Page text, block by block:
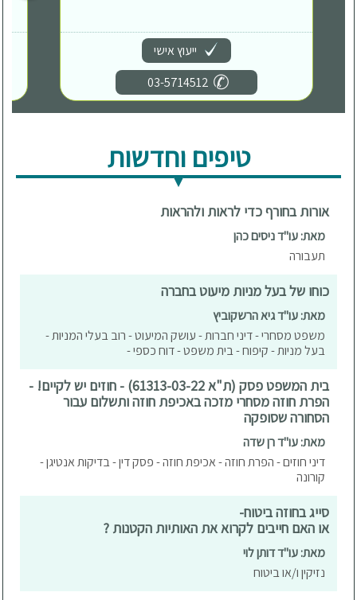
ייעוץ אישי
03-5714512
טיפים וחדשות
אורות בחורף כדי לראות ולהראות
מאת: עו"ד ניסים כהן
תעבורה
כוחו של בעל מניות מיעוט בחברה
מאת: עו"ד גיא הרשקוביץ
משפט מסחרי - דיני חברות - עושק המיעוט - רוב בעלי המניות -
בעל מניות - קיפוח - בית משפט - דוח כספי -
בית המשפט פסק (ת"א 61313-03-22) - חוזים יש לקיים! -
הפרת חוזה מסחרי מזכה באכיפת חוזה ותשלום עבור
הסחורה שסופקה
מאת: עו"ד רן שדה
דיני חוזים - הפרת חוזה - אכיפת חוזה - פסק דין - בדיקות אנטיגן -
קורונה
סייג בחוזה ביטוח-
או האם חייבים לקרוא את האותיות הקטנות ?
מאת: עו"ד דותן לוי
נזיקין ו/או ביטוח